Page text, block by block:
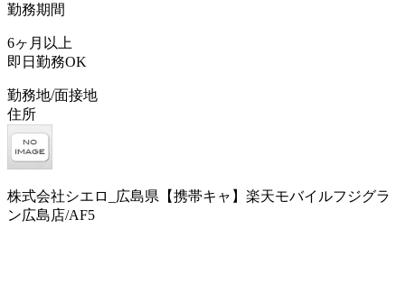
勤務期間
6ヶ月以上
即日勤務OK
勤務地/面接地
住所
株式会社シエロ_広島県【携帯キャ】楽天モバイルフジグラ
ン広島店/AF5